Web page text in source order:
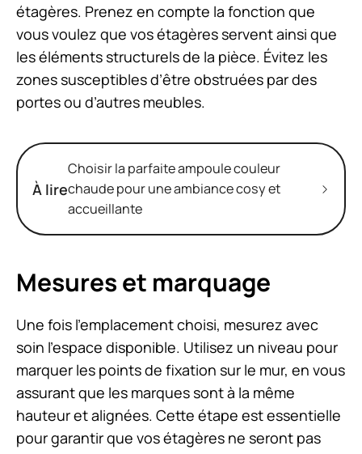
étagères. Prenez en compte la fonction que
vous voulez que vos étagères servent ainsi que
les éléments structurels de la pièce. Évitez les
zones susceptibles d’être obstruées par des
portes ou d’autres meubles.
À lire
Choisir la parfaite ampoule couleur
chaude pour une ambiance cosy et
accueillante
Mesures et marquage
Une fois l’emplacement choisi, mesurez avec
soin l’espace disponible. Utilisez un niveau pour
marquer les points de fixation sur le mur, en vous
assurant que les marques sont à la même
hauteur et alignées. Cette étape est essentielle
pour garantir que vos étagères ne seront pas